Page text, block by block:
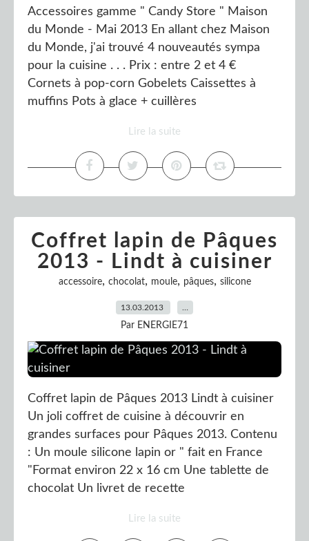
Accessoires gamme " Candy Store " Maison
du Monde - Mai 2013 En allant chez Maison
du Monde, j'ai trouvé 4 nouveautés sympa
pour la cuisine . . . Prix : entre 2 et 4 €
Cornets à pop-corn Gobelets Caissettes à
muffins Pots à glace + cuillères
Lire la suite
Coffret lapin de Pâques
2013 - Lindt à cuisiner
accessoire, chocolat, moule, pâques, silicone
13.03.2013
Par ENERGIE71
Coffret lapin de Pâques 2013 Lindt à cuisiner
Un joli coffret de cuisine à découvrir en
grandes surfaces pour Pâques 2013. Contenu
: Un moule silicone lapin or " fait en France
"Format environ 22 x 16 cm Une tablette de
chocolat Un livret de recette
Lire la suite